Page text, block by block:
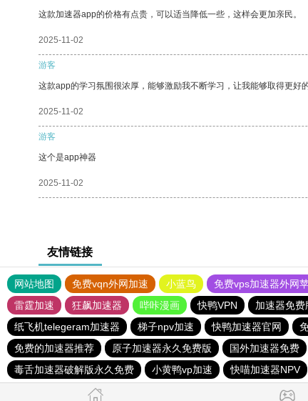
这款加速器app的价格有点贵，可以适当降低一些，这样会更加亲民。
2025-11-02
游客
这款app的学习氛围很浓厚，能够激励我不断学习，让我能够取得更好的
2025-11-02
游客
这个是app神器
2025-11-02
友情链接
网站地图 免费vqn外网加速 小蓝鸟 免费vps加速器外网
雷霆加速
狂飙加速器 哔咔漫画 快鸭VPN 加速器免
纸飞机telegeram加速器
梯子npv加速 快鸭加速器官网
免费的加速器推荐
原子加速器永久免费版 国外加速器免费
毒舌加速器破解版永久免费
小黄鸭vp加速 快喵加速器NPV